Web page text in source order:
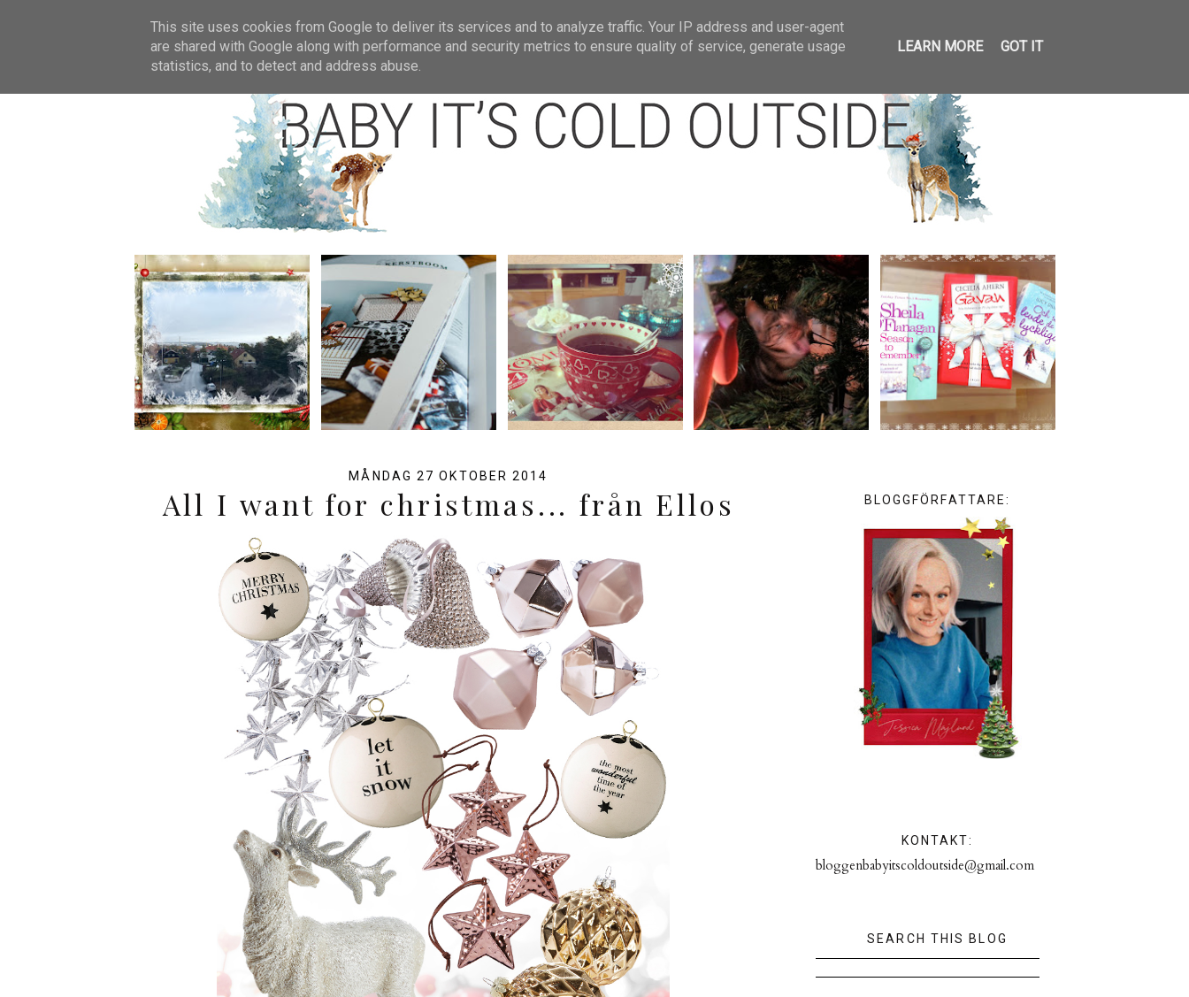
MÅNDAG 27 OKTOBER 2014
All I want for christmas... från Ellos BLOGGFÖRFATTARE:
KONTAKT:
bloggenbabyitscoldoutside@gmail.com
SEARCH THIS BLOG
This site uses cookies from Google to deliver its services and to analyze traffic. Your IP address and user-agent
are shared with Google along with performance and security metrics to ensure quality of service, generate usage
statistics, and to detect and address abuse.
LEARN MORE GOT IT